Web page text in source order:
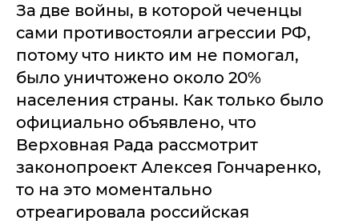
За две войны, в которой чеченцы
сами противостояли агрессии РФ,
потому что никто им не помогал,
было уничтожено около 20%
населения страны. Как только было
официально объявлено, что
Верховная Рада рассмотрит
законопроект Алексея Гончаренко,
то на это моментально
отреагировала российская